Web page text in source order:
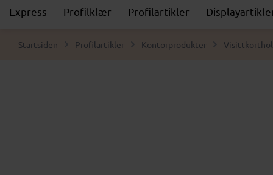
Express Profilklær Profilartikler
Startsiden Profilartikler Kontorprodukter